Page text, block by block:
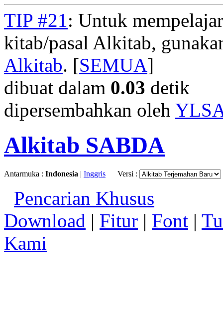
TIP #21: Untuk
kitab/pasal Alkitab,
Alkitab. [SEMUA]
dibuat dalam 0.03 detik
dipersembahkan oleh
Alkitab SABDA
Antarmuka : Indonesia | Inggris Versi :
Pencarian Khusus
Download | Fitur | Font |
Kami